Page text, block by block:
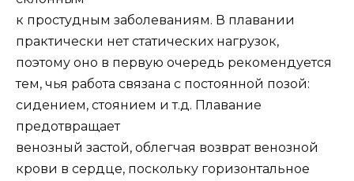
к простудным заболеваниям. В плавании
практически нет статических нагрузок,
поэтому оно в первую очередь рекомендуется
тем, чья работа связана с постоянной позой:
сидением, стоянием и т.д. Плавание
предотвращает
венозный застой, облегчая возврат венозной
крови в сердце, поскольку горизонтальное